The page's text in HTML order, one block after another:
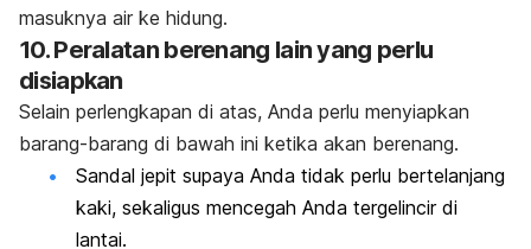
masuknya air ke hidung.
10. Peralatan berenang lain yang perlu
disiapkan
Selain perlengkapan di atas, Anda perlu menyiapkan
barang-barang di bawah ini ketika akan berenang.
Sandal jepit supaya Anda tidak perlu bertelanjang
kaki, sekaligus mencegah Anda tergelincir di
lantai.